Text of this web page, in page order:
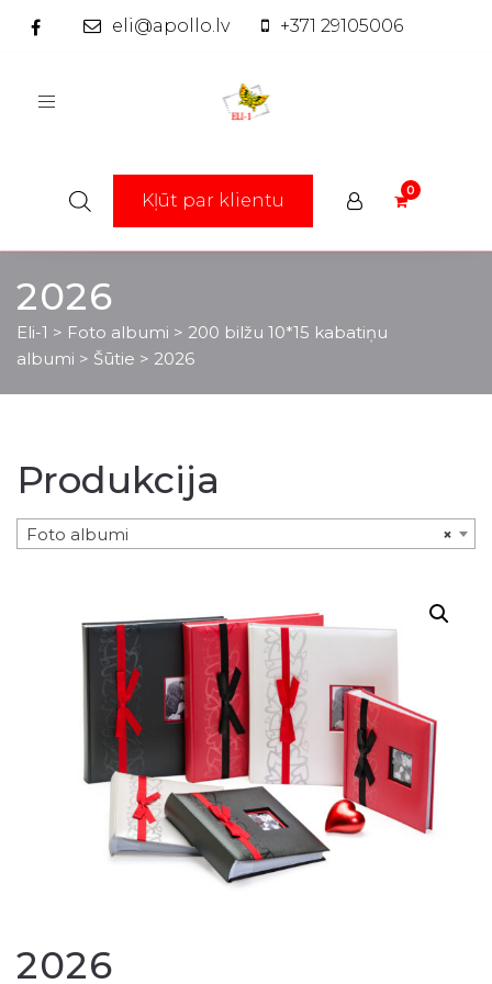
eli@apollo.lv +371 29105006
Toggle
Kļūt par klientu
2026
Eli-1 > Foto albumi > 200 bilžu 10*15 kabatiņu
albumi > Šūtie > 2026
Produkcija
×
Foto albumi
2026